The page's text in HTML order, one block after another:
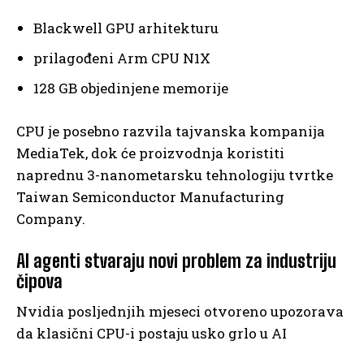
Blackwell GPU arhitekturu
prilagođeni Arm CPU N1X
128 GB objedinjene memorije
CPU je posebno razvila tajvanska kompanija
MediaTek, dok će proizvodnja koristiti
naprednu 3-nanometarsku tehnologiju tvrtke
Taiwan Semiconductor Manufacturing
Company.
AI agenti stvaraju novi problem za industriju
čipova
Nvidia posljednjih mjeseci otvoreno upozorava
da klasični CPU-i postaju usko grlo u AI